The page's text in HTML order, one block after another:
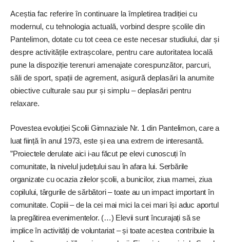
Aceștia fac referire în continuare la împletirea tradiției cu
modernul, cu tehnologia actuală, vorbind despre școlile din
Pantelimon, dotate cu tot ceea ce este necesar studiului, dar și
despre activitățile extrașcolare, pentru care autoritatea locală
pune la dispoziție terenuri amenajate corespunzător, parcuri,
săli de sport, spații de agrement, asigură deplasări la anumite
obiective culturale sau pur și simplu – deplasări pentru
relaxare.
Povestea evoluției Școlii Gimnaziale Nr. 1 din Pantelimon, care a
­luat ființă în anul 1973, este și ea una extrem de interesantă.
”Proiectele derulate aici i-au făcut pe elevi cunoscuți în
comunitate, la nivelul județului sau în afara lui. Serbările
organizate cu ocazia zilelor școlii, a bunicilor, ziua mamei, ziua
copilului, târgurile de sărbători – toate au un impact important în
comunitate. Copiii – de la cei mai mici la cei mari își aduc aportul
la pregătirea evenimentelor. (…) Elevii sunt încurajați să se
implice în activități de voluntariat – și toate acestea contribuie la